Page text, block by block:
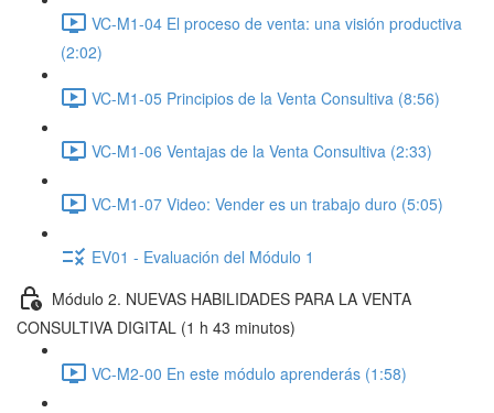
VC-M1-04 El proceso de venta: una visión productiva
(2:02)
VC-M1-05 Principios de la Venta Consultiva (8:56)
VC-M1-06 Ventajas de la Venta Consultiva (2:33)
VC-M1-07 Video: Vender es un trabajo duro (5:05)
EV01 - Evaluación del Módulo 1
Módulo 2. NUEVAS HABILIDADES PARA LA VENTA
CONSULTIVA DIGITAL (1 h 43 minutos)
VC-M2-00 En este módulo aprenderás (1:58)